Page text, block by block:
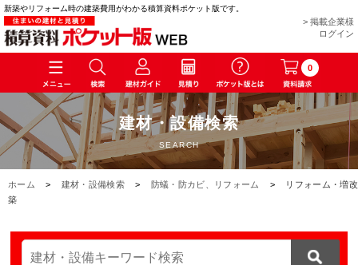
新築やリフォーム時の建築費用がわかる積算資料ポケット版です。
> 掲載企業様
ログイン
0
建材・設備検索
SEARCH
ホーム > 建材・設備検索 > 防蟻・防カビ、リフォーム >
リフォーム・増改
築